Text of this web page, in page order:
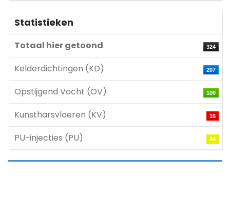
Statistieken
Totaal hier getoond 324
Kelderdichtingen (KD) 207
Opstijgend Vocht (OV) 100
Kunstharsvloeren (KV) 16
PU-injecties (PU) 44